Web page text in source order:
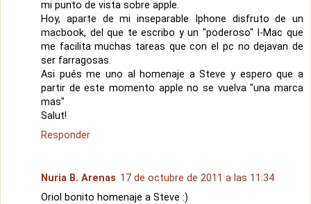
mi punto de vista sobre apple.
Hoy, aparte de mi inseparable Iphone disfruto de un
macbook, del que te escribo y un "poderoso" I-Mac que
me facilita muchas tareas que con el pc no dejavan de
ser farragosas.
Asi pués me uno al homenaje a Steve y espero que a
partir de este momento apple no se vuelva "una marca
mas"
Salut!
Responder
Nuria B. Arenas 17 de octubre de 2011 a las 11:34
Oriol bonito homenaje a Steve :)